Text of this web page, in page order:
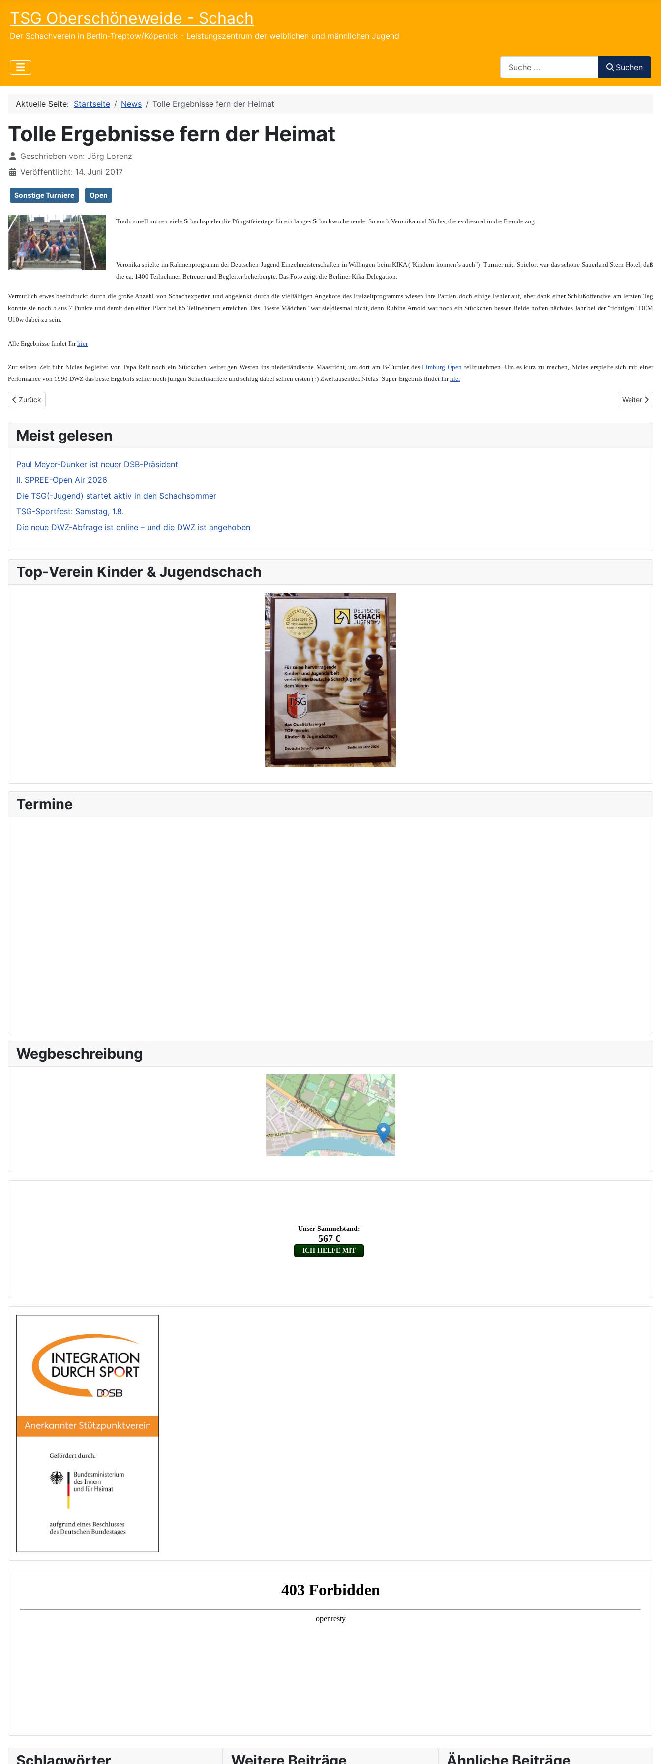
TSG Oberschöneweide - Schach
Der Schachverein in Berlin-Treptow/Köpenick - Leistungszentrum der weiblichen und männlichen Jugend
Suchen
Aktuelle Seite: Startseite News Tolle Ergebnisse fern der Heimat
Tolle Ergebnisse fern der Heimat
DetailsGeschrieben von: Jörg Lorenz
Veröffentlicht: 14. Juni 2017
Sonstige Turniere Open
Traditionell nutzen viele Schachspieler die Pfingstfeiertage für ein langes Schachwochenende. So auch Veronika und Niclas, die es diesmal in die Fremde zog.
Veronika spielte im Rahmenprogramm der Deutschen Jugend Einzelmeisterschaften in Willingen beim KIKA ("Kindern können´s auch") -Turnier mit. Spielort war das schöne Sauerland Stern Hotel, daß
die ca. 1400 Teilnehmer, Betreuer und Begleiter beherbergte. Das Foto zeigt die Berliner Kika-Delegation.
Vermutlich etwas beeindruckt durch die große Anzahl von Schachexperten und abgelenkt durch die vielfältigen Angebote des Freizeitprogramms wiesen ihre Partien doch einige Fehler auf, aber dank einer Schlußoffensive am letzten Tag
konnte sie noch 5 aus 7 Punkte und damit den elften Platz bei 65 Teilnehmern erreichen. Das "Beste Mädchen" war sie diesmal nicht, denn Rubina Arnold war noch ein Stückchen besser. Beide hoffen nächstes Jahr bei der "richtigen" DEM
U10w dabei zu sein.
Alle Ergebnisse findet Ihrhier
Zur selben Zeit fuhr Niclas begleitet von Papa Ralf noch ein Stückchen weiter gen Westen ins niederländische Maastricht, um dort am B-Turnier desLimburg Open teilzunehmen. Um es kurz zu machen, Niclas erspielte sich mit einer
Performance von 1990 DWZ das beste Ergebnis seiner noch jungen Schachkarriere und schlug dabei seinen ersten (?) Zweitausender. Niclas´ Super-Ergebnis findet Ihrhier
Vorheriger Beitrag: Erster Titel der Saison vergeben
Zurück Nächster
Weiter
Meist gelesen
Paul Meyer-Dunker ist neuer DSB-Präsident
II. SPREE-Open Air 2026
Die TSG(-Jugend) startet aktiv in den Schachsommer
TSG-Sportfest: Samstag, 1.8.
Die neue DWZ-Abfrage ist online – und die DWZ ist angehoben
Top-Verein Kinder & Jugendschach
Termine
Wegbeschreibung
Schlagwörter Weitere Beiträge Ähnliche Beiträge